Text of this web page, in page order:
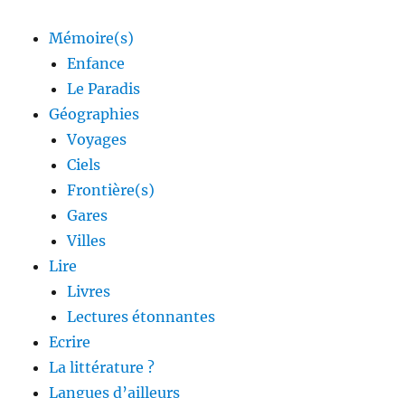
Mémoire(s)
Enfance
Le Paradis
Géographies
Voyages
Ciels
Frontière(s)
Gares
Villes
Lire
Livres
Lectures étonnantes
Ecrire
La littérature ?
Langues d’ailleurs